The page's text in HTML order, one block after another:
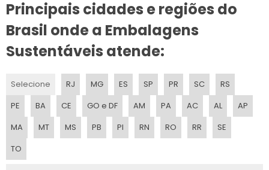
EMBALAGEM A VACUO PARA CARNE
EMBALAGEM A VACUO PARA ROUPAS
EMBALAGENS PP
EMBALAGEM A VACUO PARA ALIMENTOS
EMBALAGEM POLIETILENO CRISTAL
Principais cidades e regiões do
Brasil onde a Embalagens
Sustentáveis atende:
Selecione RJ MG ES SP PR SC
RS
PE
BA CE GO e DF AM PA AC AL
AP
MA
MT MS PB PI RN RO RR
SE
TO